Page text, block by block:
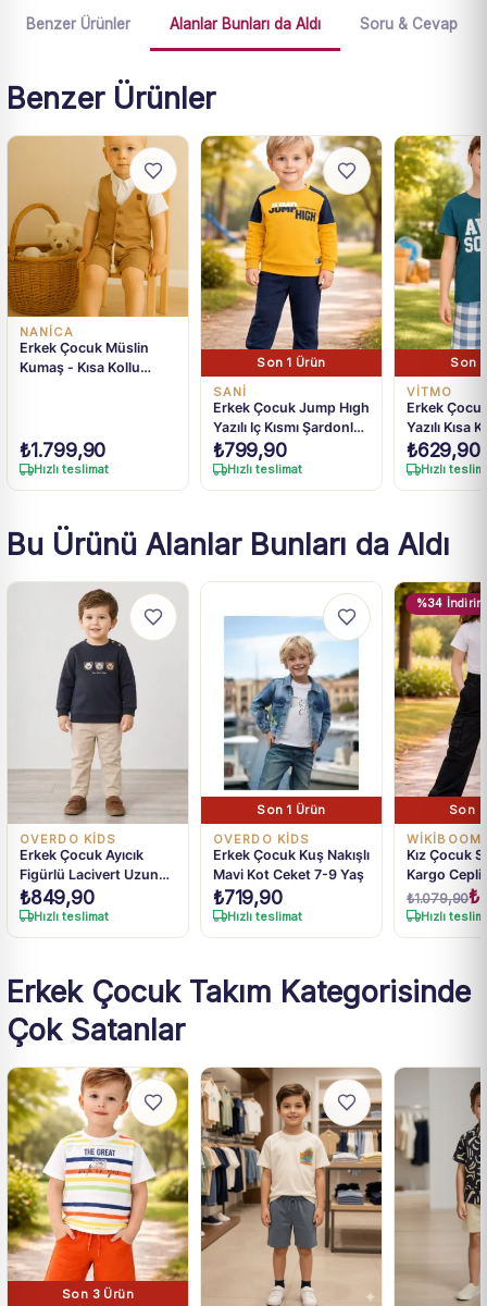
Benzer Ürünler Alanlar Bunları da Aldı Soru & Cevap
Benzer Ürünler
NANICA
Erkek Çocuk Müslin
Kumaş - Kısa Kollu
₺1.799,90
Hızlı teslimat
Son 1 Ürün
SANI
Erkek Çocuk Jump Hıgh
Yazılı Iç Kısmı Şardonlu
Bisiklet Yaka 2 Li Takım
₺799,90
Hızlı teslimat
Son
VİTMO
Erkek
Yazılı Kısa
Renk Pijama
₺629,90
Hızlı
Bu Ürünü Alanlar Bunları da Aldı
OVERDO KİDS
Erkek Çocuk Ayıcık
Figürlü Lacivert Uzun
Kollu Sweatshirt
₺849,90
Hızlı teslimat
Son 1 Ürün
OVERDO KİDS
Erkek Çocuk Kuş Nakışlı
Mavi Kot Ceket 7-9 Yaş
₺719,90
Hızlı teslimat
%34 İndirim
Son
WIKIBOOM
Kız Çocuk
Kargo Cepli
Keten
₺1.079,90₺
Hızlı
Erkek Çocuk Takım Kategorisinde
Çok Satanlar
Son 3 Ürün